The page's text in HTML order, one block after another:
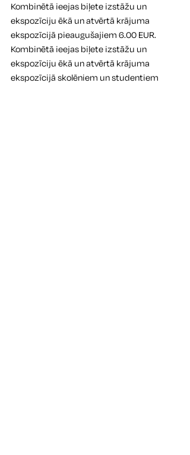
Kombinētā ieejas biļete izstāžu un
ekspozīciju ēkā un atvērtā krājuma
ekspozīcijā pieaugušajiem 6.00 EUR.
Kombinētā ieejas biļete izstāžu un
ekspozīciju ēkā un atvērtā krājuma
ekspozīcijā skolēniem un studentiem